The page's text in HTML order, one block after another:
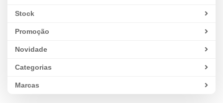
Stock
Promoção
Novidade
Categorias
Marcas